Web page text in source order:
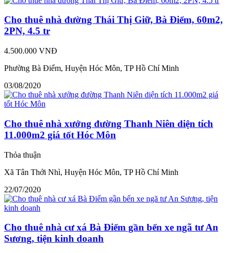
Cho thuê nhà đường Thái Thị Giữ, Bà Điểm, 60m2,
2PN, 4.5 tr
4.500.000 VNĐ
Phường Bà Điểm, Huyện Hóc Môn, TP Hồ Chí Minh
03/08/2020
Cho thuê nhà xưởng đường Thanh Niên diện tích
11.000m2 giá tốt Hóc Môn
Thỏa thuận
Xã Tân Thới Nhì, Huyện Hóc Môn, TP Hồ Chí Minh
22/07/2020
Cho thuê nhà cư xá Bà Điểm gần bến xe ngã tư An
Sương, tiện kinh doanh